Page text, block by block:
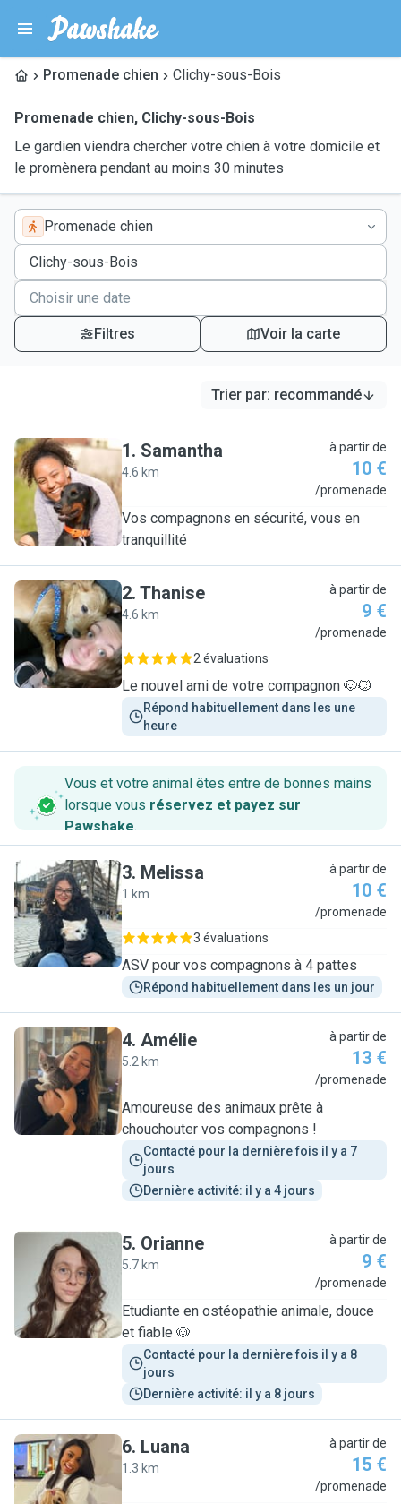
Promenade chien Clichy-sous-Bois
Promenade chien, Clichy-sous-Bois
Le gardien viendra chercher votre chien à votre domicile et
le promènera pendant au moins 30 minutes
Promenade chien
Filtres Voir la carte
Trier par: recommandé
S
1. Samantha
4.6 km
à partir de
10 €
/promenade
Vos compagnons en sécurité, vous en
tranquillité
T
2. Thanise
4.6 km
à partir de
9 €
/promenade
2 évaluations
Le nouvel ami de votre compagnon 🐶🐱
Répond habituellement dans les une
heure
Vous et votre animal êtes entre de bonnes mains
lorsque vous réservez et payez sur
Pawshake.
M
3. Melissa
1 km
à partir de
10 €
/promenade
3 évaluations
ASV pour vos compagnons à 4 pattes
Répond habituellement dans les un jour
A
4. Amélie
5.2 km
à partir de
13 €
/promenade
Amoureuse des animaux prête à
chouchouter vos compagnons !
Contacté pour la dernière fois il y a 7
jours
Dernière activité: il y a 4 jours
O
5. Orianne
5.7 km
à partir de
9 €
/promenade
Etudiante en ostéopathie animale, douce
et fiable 🐶
Contacté pour la dernière fois il y a 8
jours
Dernière activité: il y a 8 jours
L
6. Luana
1.3 km
à partir de
15 €
/promenade